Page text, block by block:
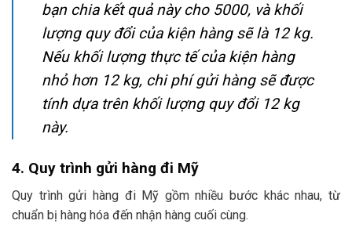
bạn chia kết quả này cho 5000, và khối
lượng quy đổi của kiện hàng sẽ là 12 kg.
Nếu khối lượng thực tế của kiện hàng
nhỏ hơn 12 kg, chi phí gửi hàng sẽ được
tính dựa trên khối lượng quy đổi 12 kg
này.
4. Quy trình gửi hàng đi Mỹ
Quy trình gửi hàng đi Mỹ gồm nhiều bước khác nhau, từ
chuẩn bị hàng hóa đến nhận hàng cuối cùng.